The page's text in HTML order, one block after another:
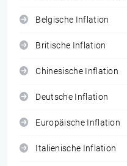
Belgische Inflation
Britische Inflation
Chinesische Inflation
Deutsche Inflation
Europäische Inflation
Italienische Inflation